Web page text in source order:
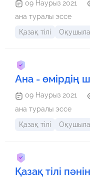
09 Наурыз 2021
ана туралы эссе
Қазақ тілі
Ана - өмірдің
09 Наурыз 2021
ана туралы эссе
Қазақ тілі
Қазақ тілі